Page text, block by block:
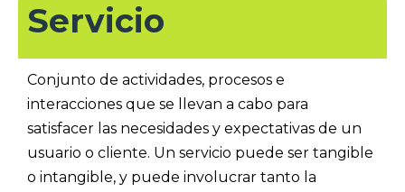
Servicio
Conjunto de actividades, procesos e
interacciones que se llevan a cabo para
satisfacer las necesidades y expectativas de un
usuario o cliente. Un servicio puede ser tangible
o intangible, y puede involucrar tanto la